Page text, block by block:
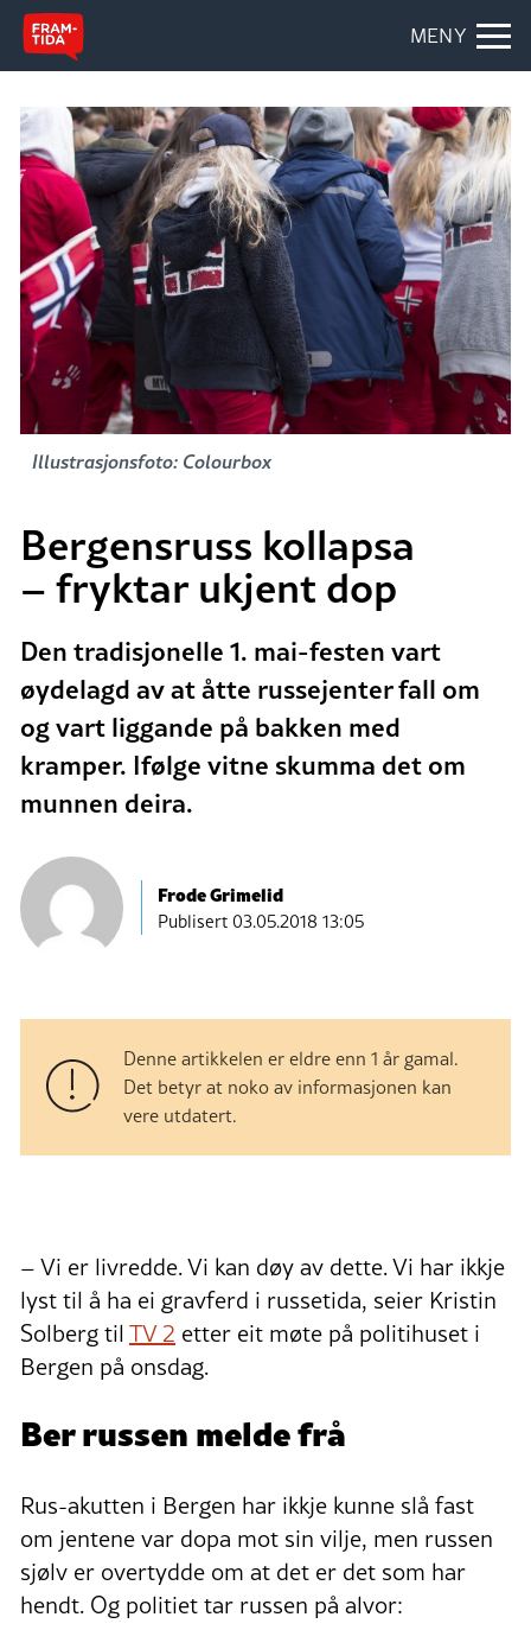
MENY
Illustrasjonsfoto: Colourbox
Bergensruss kollapsa
– fryktar ukjent dop
Den tradisjonelle 1. mai-festen vart
øydelagd av at åtte russejenter fall om
og vart liggande på bakken med
kramper. Ifølge vitne skumma det om
munnen deira.
Frode Grimelid
Publisert03.05.2018 13:05
Denne artikkelen er eldre enn 1 år gamal.
Det betyr at noko av informasjonen kan
vere utdatert.
– Vi er livredde. Vi kan døy av dette. Vi har ikkje
lyst til å ha ei gravferd i russetida, seier Kristin
Solberg tilTV 2 etter eit møte på politihuset i
Bergen på onsdag.
Ber russen melde frå
Rus-akutten i Bergen har ikkje kunne slå fast
om jentene var dopa mot sin vilje, men russen
sjølv er overtydde om at det er det som har
hendt. Og politiet tar russen på alvor: